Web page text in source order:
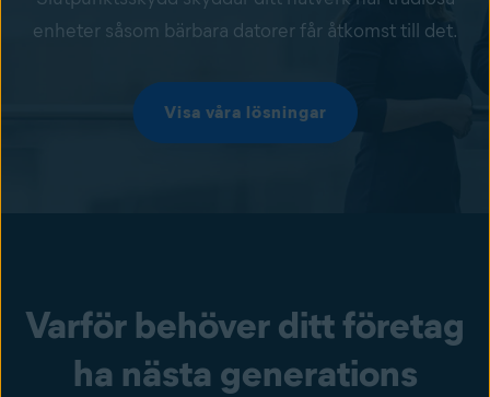
enheter såsom bärbara datorer får åtkomst till det.
Visa våra lösningar
Varför behöver ditt företag
ha nästa generations